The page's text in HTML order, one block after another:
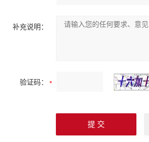
补充说明：
验证码：